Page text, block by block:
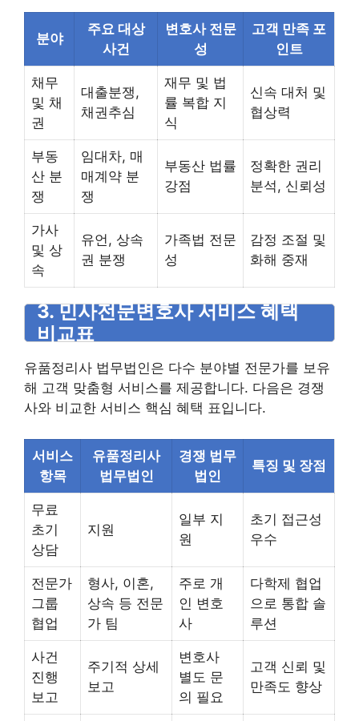
분야
주요 대상
사건
변호사 전문
성
고객 만족 포
인트
채무
및 채
권
대출분쟁,
채권추심
재무 및 법
률 복합 지
식
신속 대처 및
협상력
부동
산 분
쟁
임대차, 매
매계약 분
쟁
부동산 법률
강점
정확한 권리
분석, 신뢰성
가사
및 상
속
유언, 상속
권 분쟁
가족법 전문
성
감정 조절 및
화해 중재
3. 민사전문변호사 서비스 혜택
비교표
유품정리사 법무법인은 다수 분야별 전문가를 보유
해 고객 맞춤형 서비스를 제공합니다. 다음은 경쟁
사와 비교한 서비스 핵심 혜택 표입니다.
서비스
항목
유품정리사
법무법인
경쟁 법무
법인
특징 및 장점
무료
초기
상담
지원
일부 지
원
초기 접근성
우수
전문가
그룹
협업
형사, 이혼,
상속 등 전문
가 팀
주로 개
인 변호
사
다학제 협업
으로 통합 솔
루션
사건
진행
보고
주기적 상세
보고
변호사
별도 문
의 필요
고객 신뢰 및
만족도 향상